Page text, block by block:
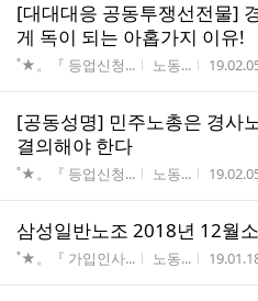
[대대대응 공동투쟁선전물]
게 독이 되는 아홉가지 이유!
게시판명
˚★。『 등업신청... 작성자
노동... 작성시
[공동성명] 민주노총은 경사
결의해야 한다
게시판명
˚★。『 등업신청... 작성자
노동... 작성시
삼성일반노조 2018년 12월
게시판명
˚★。『 가입인사... 작성자
노동... 작성시